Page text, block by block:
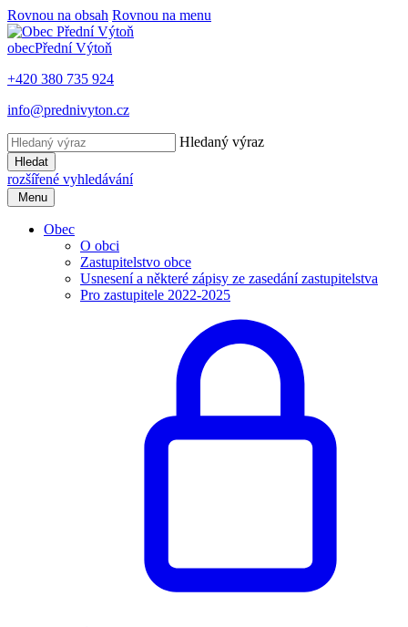
Rovnou na obsah Rovnou na menu
obecPřední Výtoň
+420 380 735 924
info@prednivyton.cz
Hledaný výraz
Hledat
rozšířené vyhledávání
Menu
Obec
O obci
Zastupitelstvo obce
Usnesení a některé zápisy ze zasedání zastupitelstva
Pro zastupitele 2022-2025